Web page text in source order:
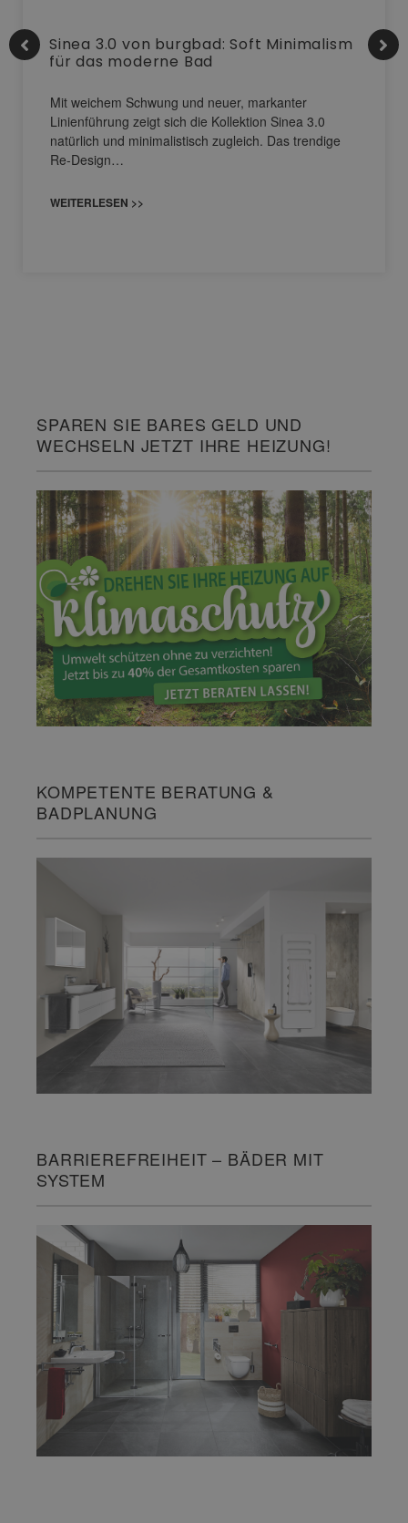
Sinea 3.0 von burgbad: Soft Minimalism
für das moderne Bad
Mit weichem Schwung und neuer, markanter
Linienführung zeigt sich die Kollektion Sinea 3.0
natürlich und minimalistisch zugleich. Das trendige
Re-Design…
WEITERLESEN >>
SPAREN SIE BARES GELD UND
WECHSELN JETZT IHRE HEIZUNG!
KOMPETENTE BERATUNG &
BADPLANUNG
BARRIEREFREIHEIT – BÄDER MIT
SYSTEM